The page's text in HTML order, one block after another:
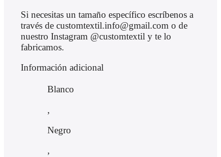
Si necesitas un tamaño específico escríbenos a
través de customtextil.info@gmail.com o de
nuestro Instagram @customtextil y te lo
fabricamos.
Información adicional
Blanco
,
Negro
,